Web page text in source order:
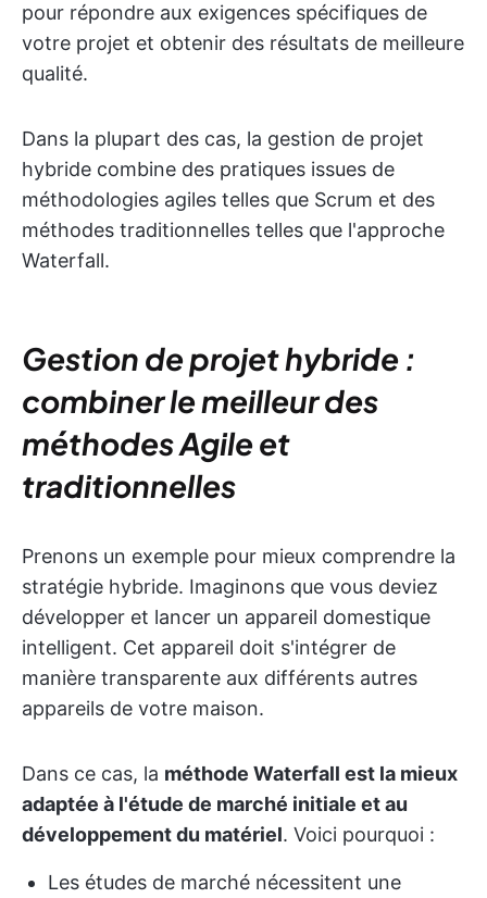
pour répondre aux exigences spécifiques de
votre projet et obtenir des résultats de meilleure
qualité.
Dans la plupart des cas, la gestion de projet
hybride combine des pratiques issues de
méthodologies agiles telles que Scrum et des
méthodes traditionnelles telles que l'approche
Waterfall.
Gestion de projet hybride :
combiner le meilleur des
méthodes Agile et
traditionnelles
Prenons un exemple pour mieux comprendre la
stratégie hybride. Imaginons que vous deviez
développer et lancer un appareil domestique
intelligent. Cet appareil doit s'intégrer de
manière transparente aux différents autres
appareils de votre maison.
Dans ce cas, la méthode Waterfall est la mieux
adaptée à l'étude de marché initiale et au
développement du matériel. Voici pourquoi :
Les études de marché nécessitent une